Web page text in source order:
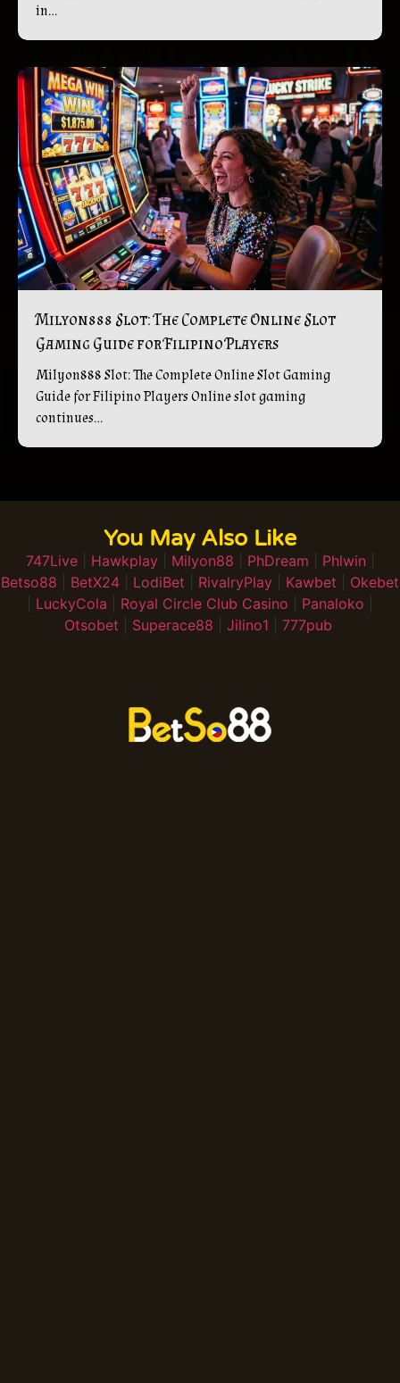
in...
Milyon888 Slot: The Complete Online Slot
Gaming Guide for Filipino Players
Milyon888 Slot: The Complete Online Slot Gaming
Guide for Filipino Players Online slot gaming
continues...
You May Also Like
747Live| Hawkplay| Milyon88 PhDream Phlwin
Betso88
BetX24 LodiBet RivalryPlay Kawbet
Okebet
LuckyCola Royal Circle Club Casino Panaloko
Otsobet
Superace88 Jilino1 777pub